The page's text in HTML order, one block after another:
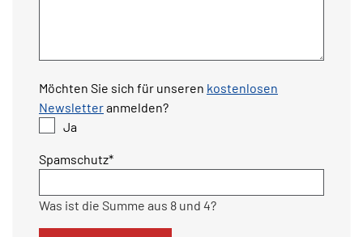
Möchten Sie sich für unseren kostenlosen
Newsletteranmelden?
Ja
Pflichtfeld
Spamschutz*
Was ist die Summe aus 8 und 4?